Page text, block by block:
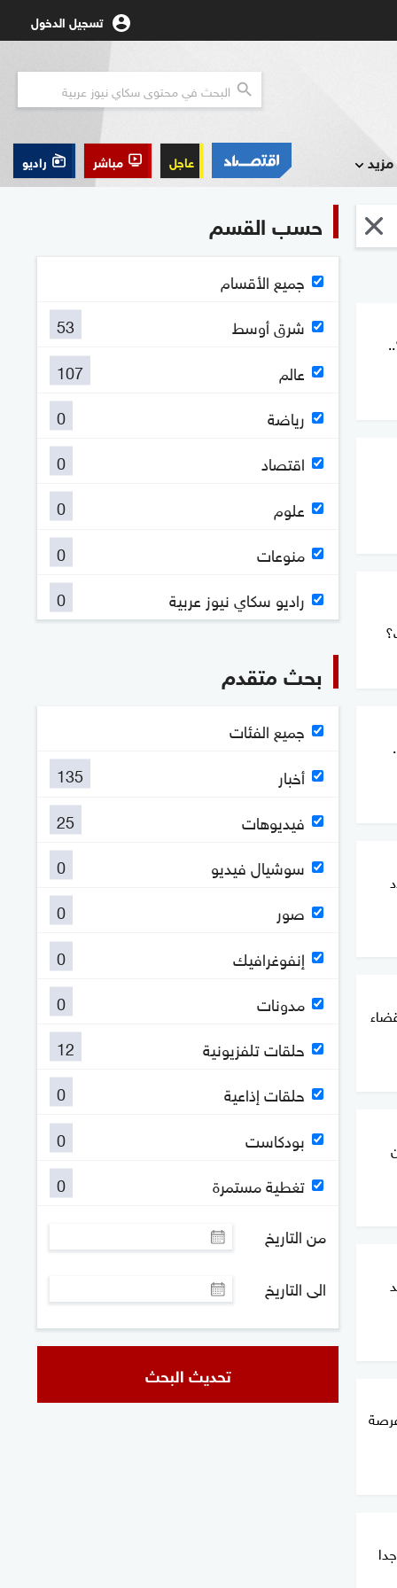
تسجيل الدخول
مزيد عاجل مباشر راديو
حسب القسم
جميع الأقسام
شرق أوسط
53
عالم
107
رياضة
0
اقتصاد
0
علوم
0
منوعات
0
راديو سكاي نيوز عربية
0
بحث متقدم
جميع الفئات
أخبار
135
فيديوهات
25
سوشيال فيديو
0
صور
0
إنفوغرافيك
0
مدونات
0
حلقات تلفزيونية
12
حلقات إذاعية
0
بودكاست
0
تغطية مستمرة
0
من التاريخ
الى التاريخ
تحديث البحث